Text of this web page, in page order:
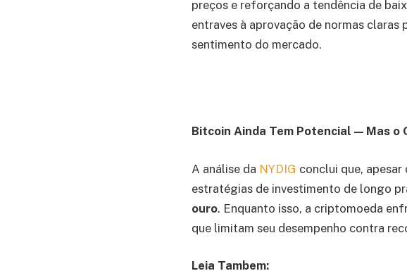
preços e reforçando a tendência de
entraves à aprovação de normas
sentimento do mercado.
Bitcoin Ainda Tem Potencial — Mas o
A análise da NYDIG conclui que,
estratégias de investimento de longo
ouro. Enquanto isso, a criptomoeda
que limitam seu desempenho contra
Leia Tambem: